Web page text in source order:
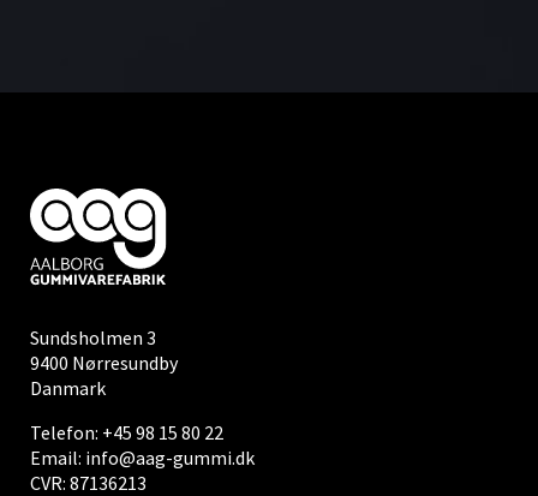
Sundsholmen 3
9400 Nørresundby
Danmark
Telefon: +45 98 15 80 22
Email: info@aag-gummi.dk
CVR: 87136213